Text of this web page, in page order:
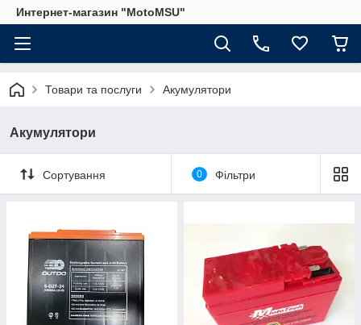
Интернет-магазин "MotoMSU"
Товари та послуги Акумулятори
Акумулятори
Сортування 0 Фільтри